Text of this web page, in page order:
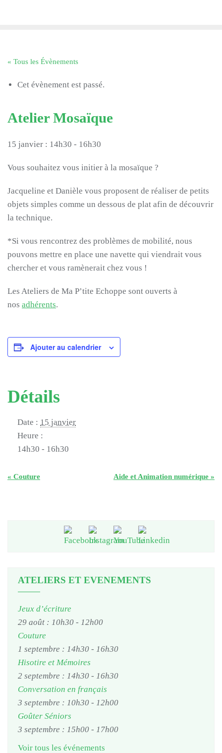
« Tous les Évènements
Cet évènement est passé.
Atelier Mosaïque
15 janvier : 14h30 - 16h30
Vous souhaitez vous initier à la mosaïque ?
Jacqueline et Danièle vous proposent de réaliser de petits
objets simples comme un dessous de plat afin de découvrir
la technique.
*Si vous rencontrez des problèmes de mobilité, nous
pouvons mettre en place une navette qui viendrait vous
chercher et vous ramènerait chez vous !
Les Ateliers de Ma P’tite Echoppe sont ouverts à
nos adhérents.
Ajouter au calendrier
Détails
Date : 15 janvier
Heure :
14h30 - 16h30
« Couture Aide et Animation numérique »
ATELIERS ET EVENEMENTS
Jeux d’écriture
29 août : 10h30 - 12h00
Couture
1 septembre : 14h30 - 16h30
Hisotire et Mémoires
2 septembre : 14h30 - 16h30
Conversation en français
3 septembre : 10h30 - 12h00
Goûter Séniors
3 septembre : 15h00 - 17h00
Voir tous les événements